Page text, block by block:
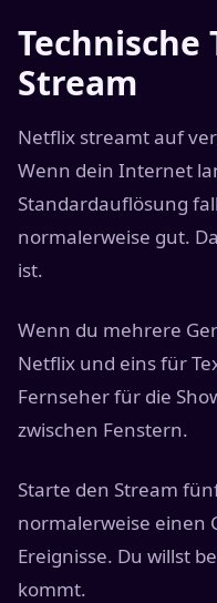
Technische
Stream
Netflix streamt auf
Wenn dein Internet
Standardauflösung
normalerweise gut.
ist.
Wenn du mehrere
Netflix und eins für
Fernseher für die
zwischen Fenstern.
Starte den Stream
normalerweise einen
Ereignisse. Du willst
kommt.